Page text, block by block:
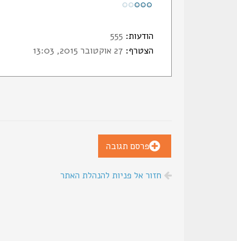
הודעות:
הצטרף:
פרסם תגובה
חזור אל פניות להנהלת האתר